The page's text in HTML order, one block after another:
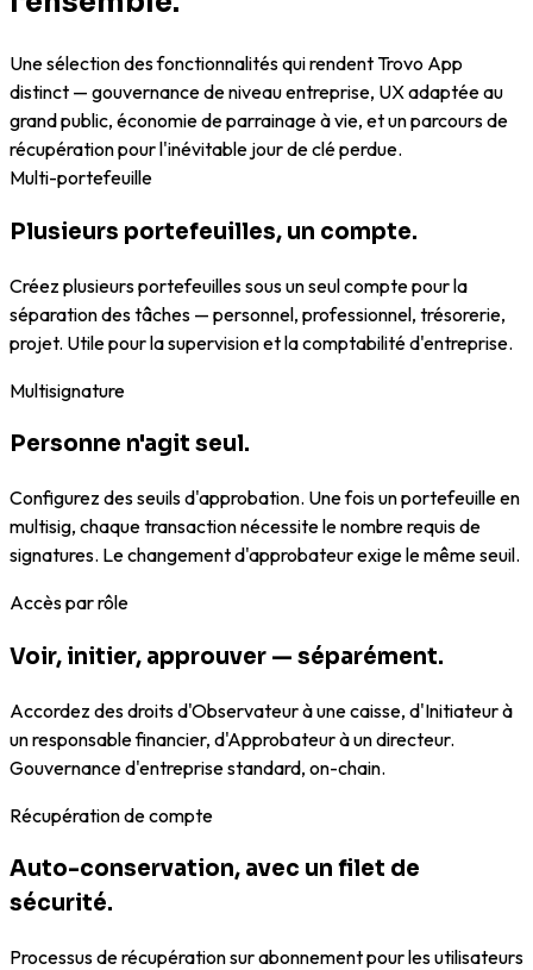
Une sélection des fonctionnalités qui rendent Trovo App
distinct — gouvernance de niveau entreprise, UX adaptée au
grand public, économie de parrainage à vie, et un parcours de
récupération pour l'inévitable jour de clé perdue.
Multi-portefeuille
Plusieurs portefeuilles, un compte.
Créez plusieurs portefeuilles sous un seul compte pour la
séparation des tâches — personnel, professionnel, trésorerie,
projet. Utile pour la supervision et la comptabilité d'entreprise.
Multisignature
Personne n'agit seul.
Configurez des seuils d'approbation. Une fois un portefeuille en
multisig, chaque transaction nécessite le nombre requis de
signatures. Le changement d'approbateur exige le même seuil.
Accès par rôle
Voir, initier, approuver — séparément.
Accordez des droits d'Observateur à une caisse, d'Initiateur à
un responsable financier, d'Approbateur à un directeur.
Gouvernance d'entreprise standard, on-chain.
Récupération de compte
Auto-conservation, avec un filet de
sécurité.
Processus de récupération sur abonnement pour les utilisateurs